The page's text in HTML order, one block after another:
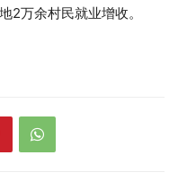
2万余村民就业增收。